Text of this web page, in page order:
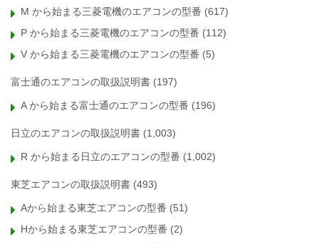
M から始まる三菱電機のエアコンの型番 (617)
P から始まる三菱電機のエアコンの型番 (112)
V から始まる三菱電機のエアコンの型番 (5)
富士通のエアコンの取扱説明書 (197)
A から始まる富士通のエアコンの型番 (196)
日立のエアコンの取扱説明書 (1,003)
R から始まる日立のエアコンの型番 (1,002)
東芝エアコンの取扱説明書 (493)
Aから始まる東芝エアコンの型番 (51)
Hから始まる東芝エアコンの型番 (2)